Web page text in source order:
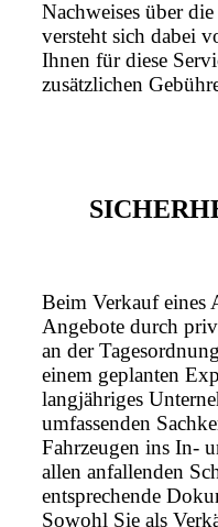
Nachweises über
versteht sich dabei
Ihnen für diese
zusätzlichen
Beim Verkauf eines
Angebote durch
an der
einem geplanten
langjähriges
umfassenden
Fahrzeugen ins In-
allen anfallenden
entsprechende
Sowohl Sie als